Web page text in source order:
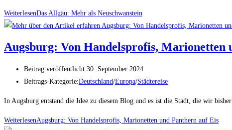
WeiterlesenDas Allgäu: Mehr als Neuschwanstein
Augsburg: Von Handelsprofis, Marionetten
Beitrag veröffentlicht:30. September 2024
Beitrags-Kategorie:Deutschland/Europa/Städtereise
In Augsburg entstand die Idee zu diesem Blog und es ist die Stadt, die wir
WeiterlesenAugsburg: Von Handelsprofis, Marionetten und Panthern auf Eis